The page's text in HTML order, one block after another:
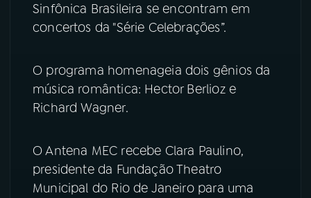
08PRÊMIO RÁDIO MEC
ACOMPANHE A RÁDIO MEC
YouTube
TikTok
Sinfônica Brasileira se encontram em
concertos da "Série Celebrações”.
O programa homenageia dois gênios da
música romântica: Hector Berlioz e
Richard Wagner.
O Antena MEC recebe Clara Paulino,
presidente da Fundação Theatro
Municipal do Rio de Janeiro para uma